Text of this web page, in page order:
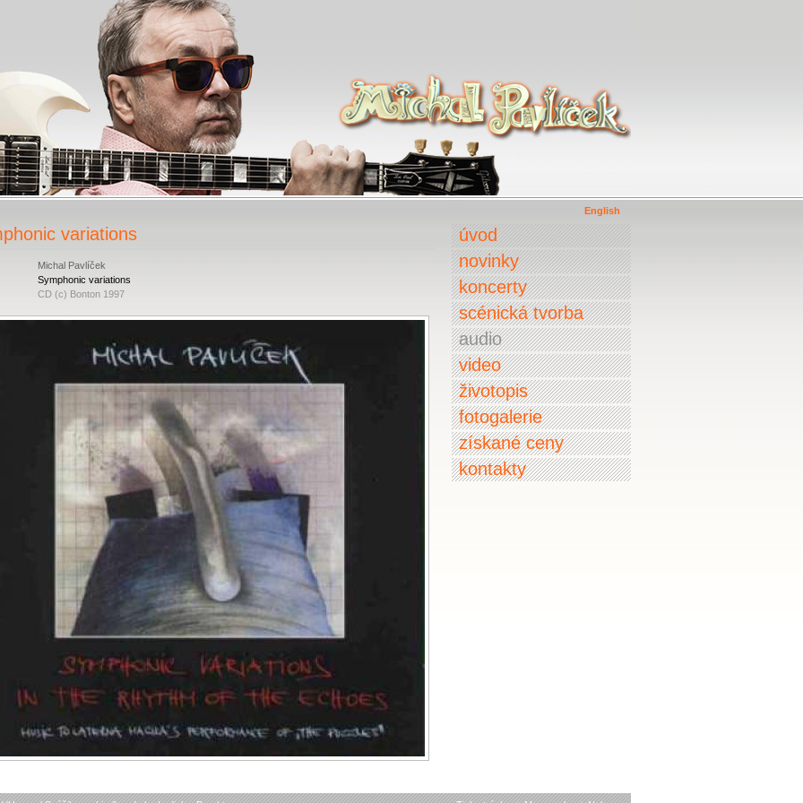
English
variations
Michal Pavlíček
Symphonic variations
CD (c) Bonton 1997
úvod
novinky
koncerty
scénická tvorba
audio
video
životopis
fotogalerie
získané ceny
kontakty